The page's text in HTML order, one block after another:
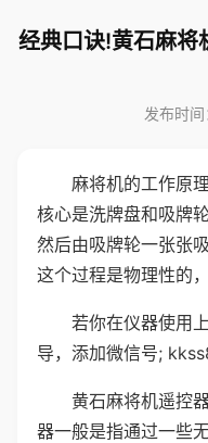
经典口诀!黄石麻将
发布时
麻将机的工作原
核心是洗牌盘和吸牌
然后由吸牌轮一张张
这个过程是物理性的
若你在仪器使用
导，添加微信号;
黄石麻将机遥控
器一般是指通过一些